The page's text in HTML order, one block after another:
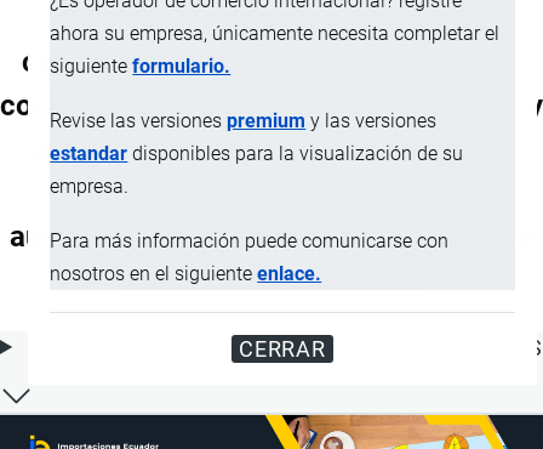
ahora su empresa, únicamente necesita completar el
siguienteformulario.
Revise las versionespremium y las versiones
estandar disponibles para la visualización de su
empresa.
Para más información puede comunicarse con
nosotros en el siguienteenlace.
CERRAR
incluidos los de casco, estén o no
combinados con micrófono, y juegos o
conjuntos constituidos por un micrófono y
uno o varios altavoces (altoparlantes);
amplificadores eléctricos de
audiofrecuencia; equipos eléctricos para
amplificación de sonido
ÍNDICE DE CONTENIDOS